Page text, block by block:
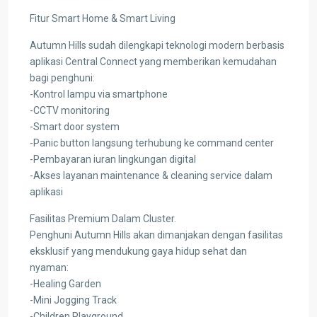
Fitur Smart Home & Smart Living
Autumn Hills sudah dilengkapi teknologi modern berbasis
aplikasi Central Connect yang memberikan kemudahan
bagi penghuni:
-Kontrol lampu via smartphone
-CCTV monitoring
-Smart door system
-Panic button langsung terhubung ke command center
-Pembayaran iuran lingkungan digital
-Akses layanan maintenance & cleaning service dalam
aplikasi
Fasilitas Premium Dalam Cluster.
Penghuni Autumn Hills akan dimanjakan dengan fasilitas
eksklusif yang mendukung gaya hidup sehat dan
nyaman:
-Healing Garden
-Mini Jogging Track